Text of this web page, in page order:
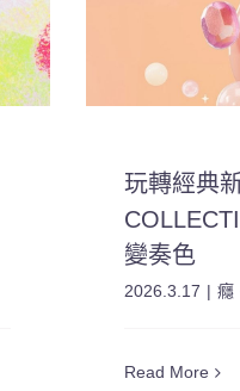
玩轉經典
變奏色
2026.3.17 | 癮
Read More